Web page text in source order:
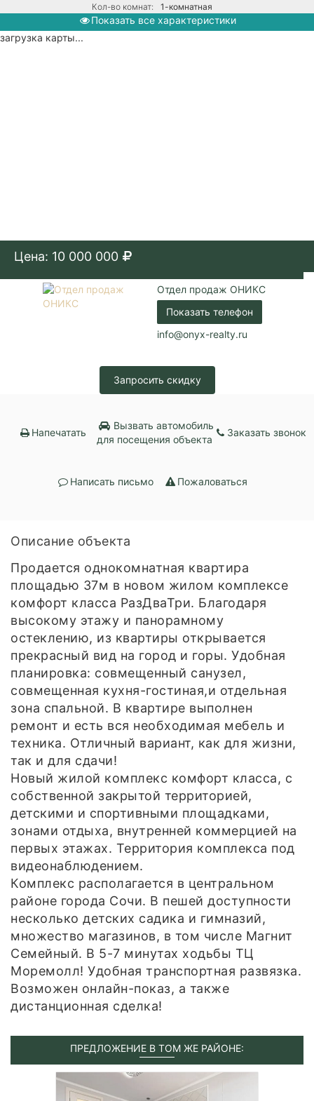
Кол-во комнат:
1-комнатная
Тип дома:
Монолитный
Показать все характеристики
загрузка карты...
Цена: 10 000 000
Отдел продаж ОНИКС
Показать телефон
info@onyx-realty.ru
Запросить скидку
Напечатать
Вызвать автомобиль
для посещения объекта
Заказать звонок
Написать письмо Пожаловаться
Описание объекта
Продается однокомнатная квартира
площадью 37м в новом жилом комплексе
комфорт класса РазДваТри. Благодаря
высокому этажу и панорамному
остеклению, из квартиры открывается
прекрасный вид на город и горы. Удобная
планировка: совмещенный санузел,
совмещенная кухня-гостиная,и отдельная
зона спальной. В квартире выполнен
ремонт и есть вся необходимая мебель и
техника. Отличный вариант, как для жизни,
так и для сдачи!
Новый жилой комплекс комфорт класса, с
собственной закрытой территорией,
детскими и спортивными площадками,
зонами отдыха, внутренней коммерцией на
первых этажах. Территория комплекса под
видеонаблюдением.
Комплекс располагается в центральном
районе города Сочи. В пешей доступности
несколько детских садика и гимназий,
множество магазинов, в том числе Магнит
Семейный. В 5-7 минутах ходьбы ТЦ
Моремолл! Удобная транспортная развязка.
Возможен онлайн-показ, а также
дистанционная сделка!
ПРЕДЛОЖЕНИЕ В ТОМ ЖЕ РАЙОНЕ: